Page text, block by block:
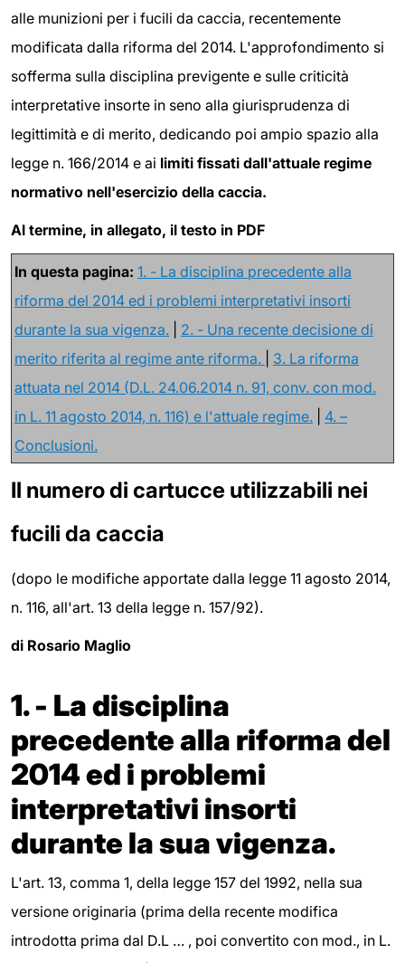
alle munizioni per i fucili da caccia, recentemente
modificata dalla riforma del 2014. L'approfondimento si
sofferma sulla disciplina previgente e sulle criticità
interpretative insorte in seno alla giurisprudenza di
legittimità e di merito, dedicando poi ampio spazio alla
legge n. 166/2014 e ai limiti fissati dall'attuale regime
normativo nell'esercizio della caccia.
Al termine, in allegato, il testo in PDF
In questa pagina: 1. - La disciplina precedente alla
riforma del 2014 ed i problemi interpretativi insorti
durante la sua vigenza.
2. - Una recente decisione di
merito riferita al regime ante riforma.
3. La riforma
attuata nel 2014 (D.L. 24.06.2014 n. 91, conv. con mod.
in L. 11 agosto 2014, n. 116) e l'attuale regime.
4. –
Conclusioni.
Il numero di cartucce utilizzabili nei
fucili da caccia
(dopo le modifiche apportate dalla legge 11 agosto 2014,
n. 116, all'art. 13 della legge n. 157/92).
di Rosario Maglio
1. - La disciplina
precedente alla riforma del
2014 ed i problemi
interpretativi insorti
durante la sua vigenza.
L'art. 13, comma 1, della legge 157 del 1992, nella sua
versione originaria (prima della recente modifica
introdotta prima dal D.L … , poi convertito con mod., in L.